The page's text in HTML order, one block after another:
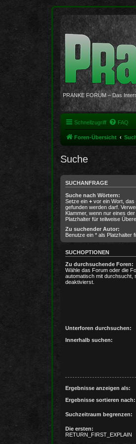
PRANKE FORUM – Das
Schnellzugriff FAQ
Foren-Übersicht
Suche
SUCHANFRAGE
Suche nach Wörtern:
Setze ein + vor ein Wort,
gefunden werden darf.
Klammer, wenn nur eines
Platzhalter für teilweise
Zu suchender Autor:
Benutze ein * als Platzhalter
SUCHOPTIONEN
Zu durchsuchende Foren:
Wähle das Forum oder die
automatisch mit durchsucht,
deaktivierst.
Unterforen durchsuchen:
Innerhalb suchen:
Ergebnisse anzeigen als:
Ergebnisse sortieren nach:
Suchzeitraum begrenzen:
Die ersten:
RETURN_FIRST_EXPLAIN